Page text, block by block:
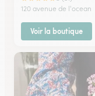
120 avenue de l'ocean
Voir la boutique